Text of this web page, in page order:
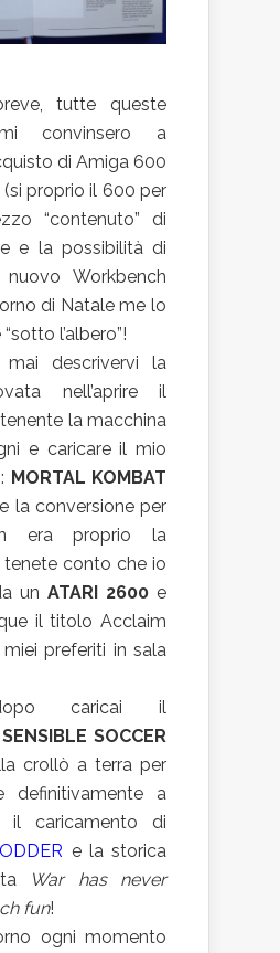
tutte queste
convinsero a
di Amiga 600
proprio il 600 per
“contenuto” di
e la possibilità di
Workbench
di Natale me lo
l’albero”!
descrivervi la
nell’aprire il
la macchina
e caricare il mio
MORTAL KOMBAT
la conversione per
era proprio la
conto che io
un ATARI 2600 e
il titolo Acclaim
preferiti in sala
caricai il
SENSIBLE SOCCER
crollò a terra per
definitivamente a
il caricamento di
e la storica
War has never
fun!
ogni momento